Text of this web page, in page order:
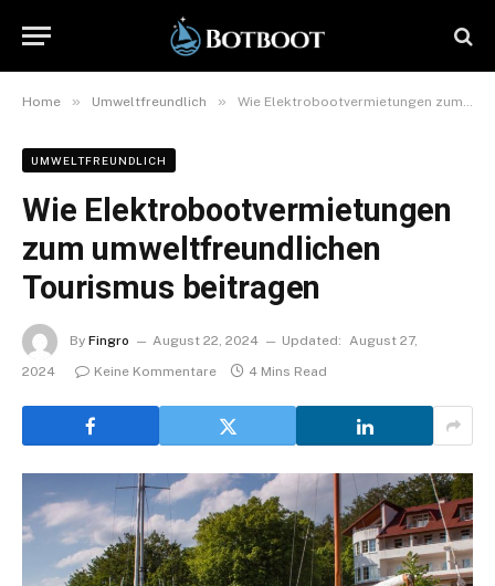
Home » Umweltfreundlich » Wie Elektrobootvermietungen zum umweltfreundlichen Tourismus beitragen
UMWELTFREUNDLICH
Wie Elektrobootvermietungen
zum umweltfreundlichen
Tourismus beitragen
By Fingro August 22, 2024 Updated: August 27,
2024
Keine Kommentare 4 Mins Read